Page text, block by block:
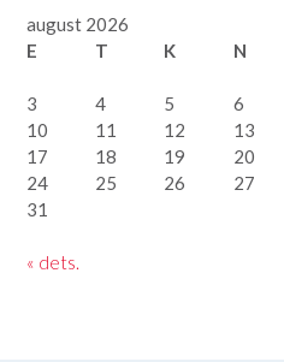
august 2026
E
T K N
3
4 5 6
10
11 12 13
17
18 19 20
24
25 26 27
31
« dets.